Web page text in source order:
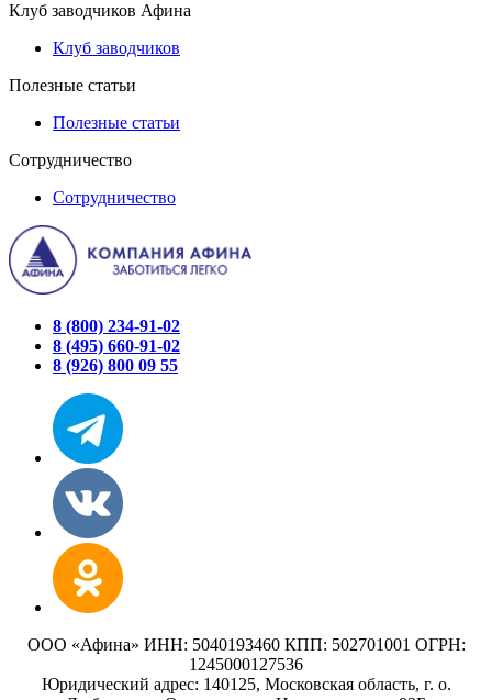
Клуб заводчиков Афина
Клуб заводчиков
Полезные статьи
Полезные статьи
Сотрудничество
Сотрудничество
8 (800) 234-91-02
8 (495) 660-91-02
8 (926) 800 09 55
ООО «Афина» ИНН: 5040193460 КПП: 502701001 ОГРН:
1245000127536
Юридический адрес: 140125, Московская область, г. о.